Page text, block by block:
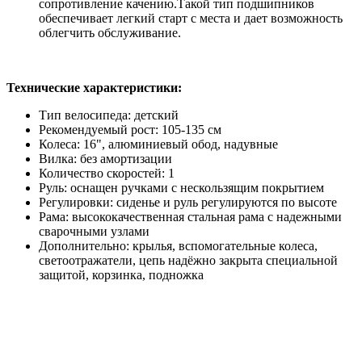
сопротивление качению.Такой тип подшипников
обеспечивает легкий старт с места и дает возможность
облегчить обслуживание.
Технические характеристики:
Тип велосипеда: детский
Рекомендуемый рост: 105-135 см
Колеса: 16", алюминиевый обод, надувные
Вилка: без амортизации
Количество скоростей: 1
Руль: оснащен ручками с нескользящим покрытием
Регулировки: сиденье и руль регулируются по высоте
Рама: высококачественная стальная рама с надежными
сварочными узлами
Дополнительно: крылья, вспомогательные колеса,
светоотражатели, цепь надёжно закрыта специальной
защитой, корзинка, подножка